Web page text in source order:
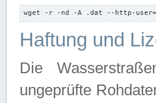
wget -r -nd -A .dat --http-
Haftung und
Die
ungeprüfte